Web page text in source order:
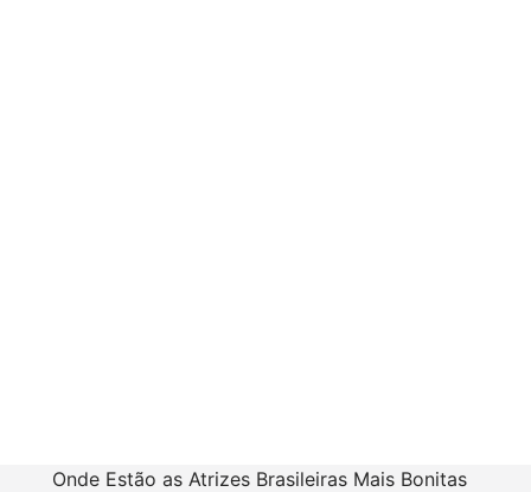
Onde Estão as Atrizes Brasileiras Mais Bonitas